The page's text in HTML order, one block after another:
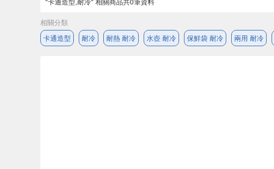
相關分類
卡通造型
耐冷 耐熱 耐冷 水壺 耐冷 保鮮袋 耐冷 兩用 耐冷